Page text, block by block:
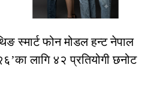
स्मार्ट फोन मोडल हन्ट नेपाल
लागि ४२ प्रतियोगी छनोट